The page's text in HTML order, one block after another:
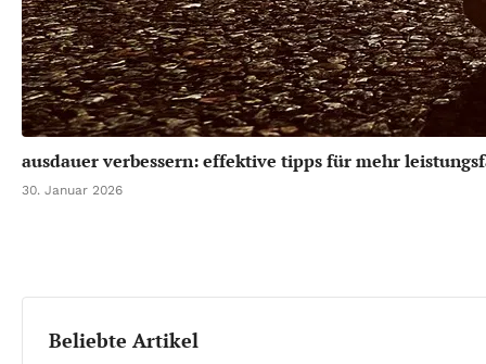
ausdauer verbessern: effektive tipps für mehr
30. Januar 2026
Beliebte Artikel